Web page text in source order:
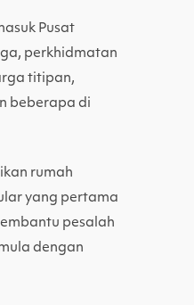
Pusat
perkhidmatan
titipan,
beberapa di
rumah
yang pertama
pesalah
dengan